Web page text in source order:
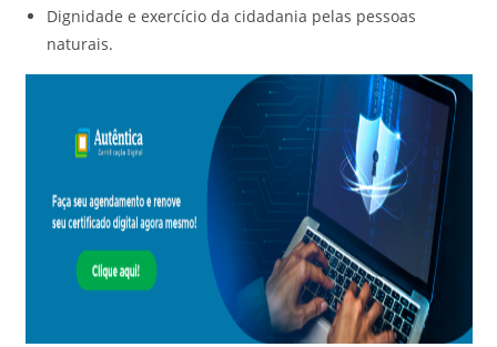
Dignidade e exercício da cidadania pelas pessoas
naturais.